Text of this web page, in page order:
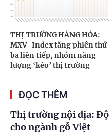
THỊ TRƯỜNG HÀNG HÓA:
MXV-Index tăng phiên thứ
ba liên tiếp, nhóm năng
lượng ‘kéo’ thị trường
ĐỌC THÊM
Thị trường nội địa:
cho ngành gỗ Việt